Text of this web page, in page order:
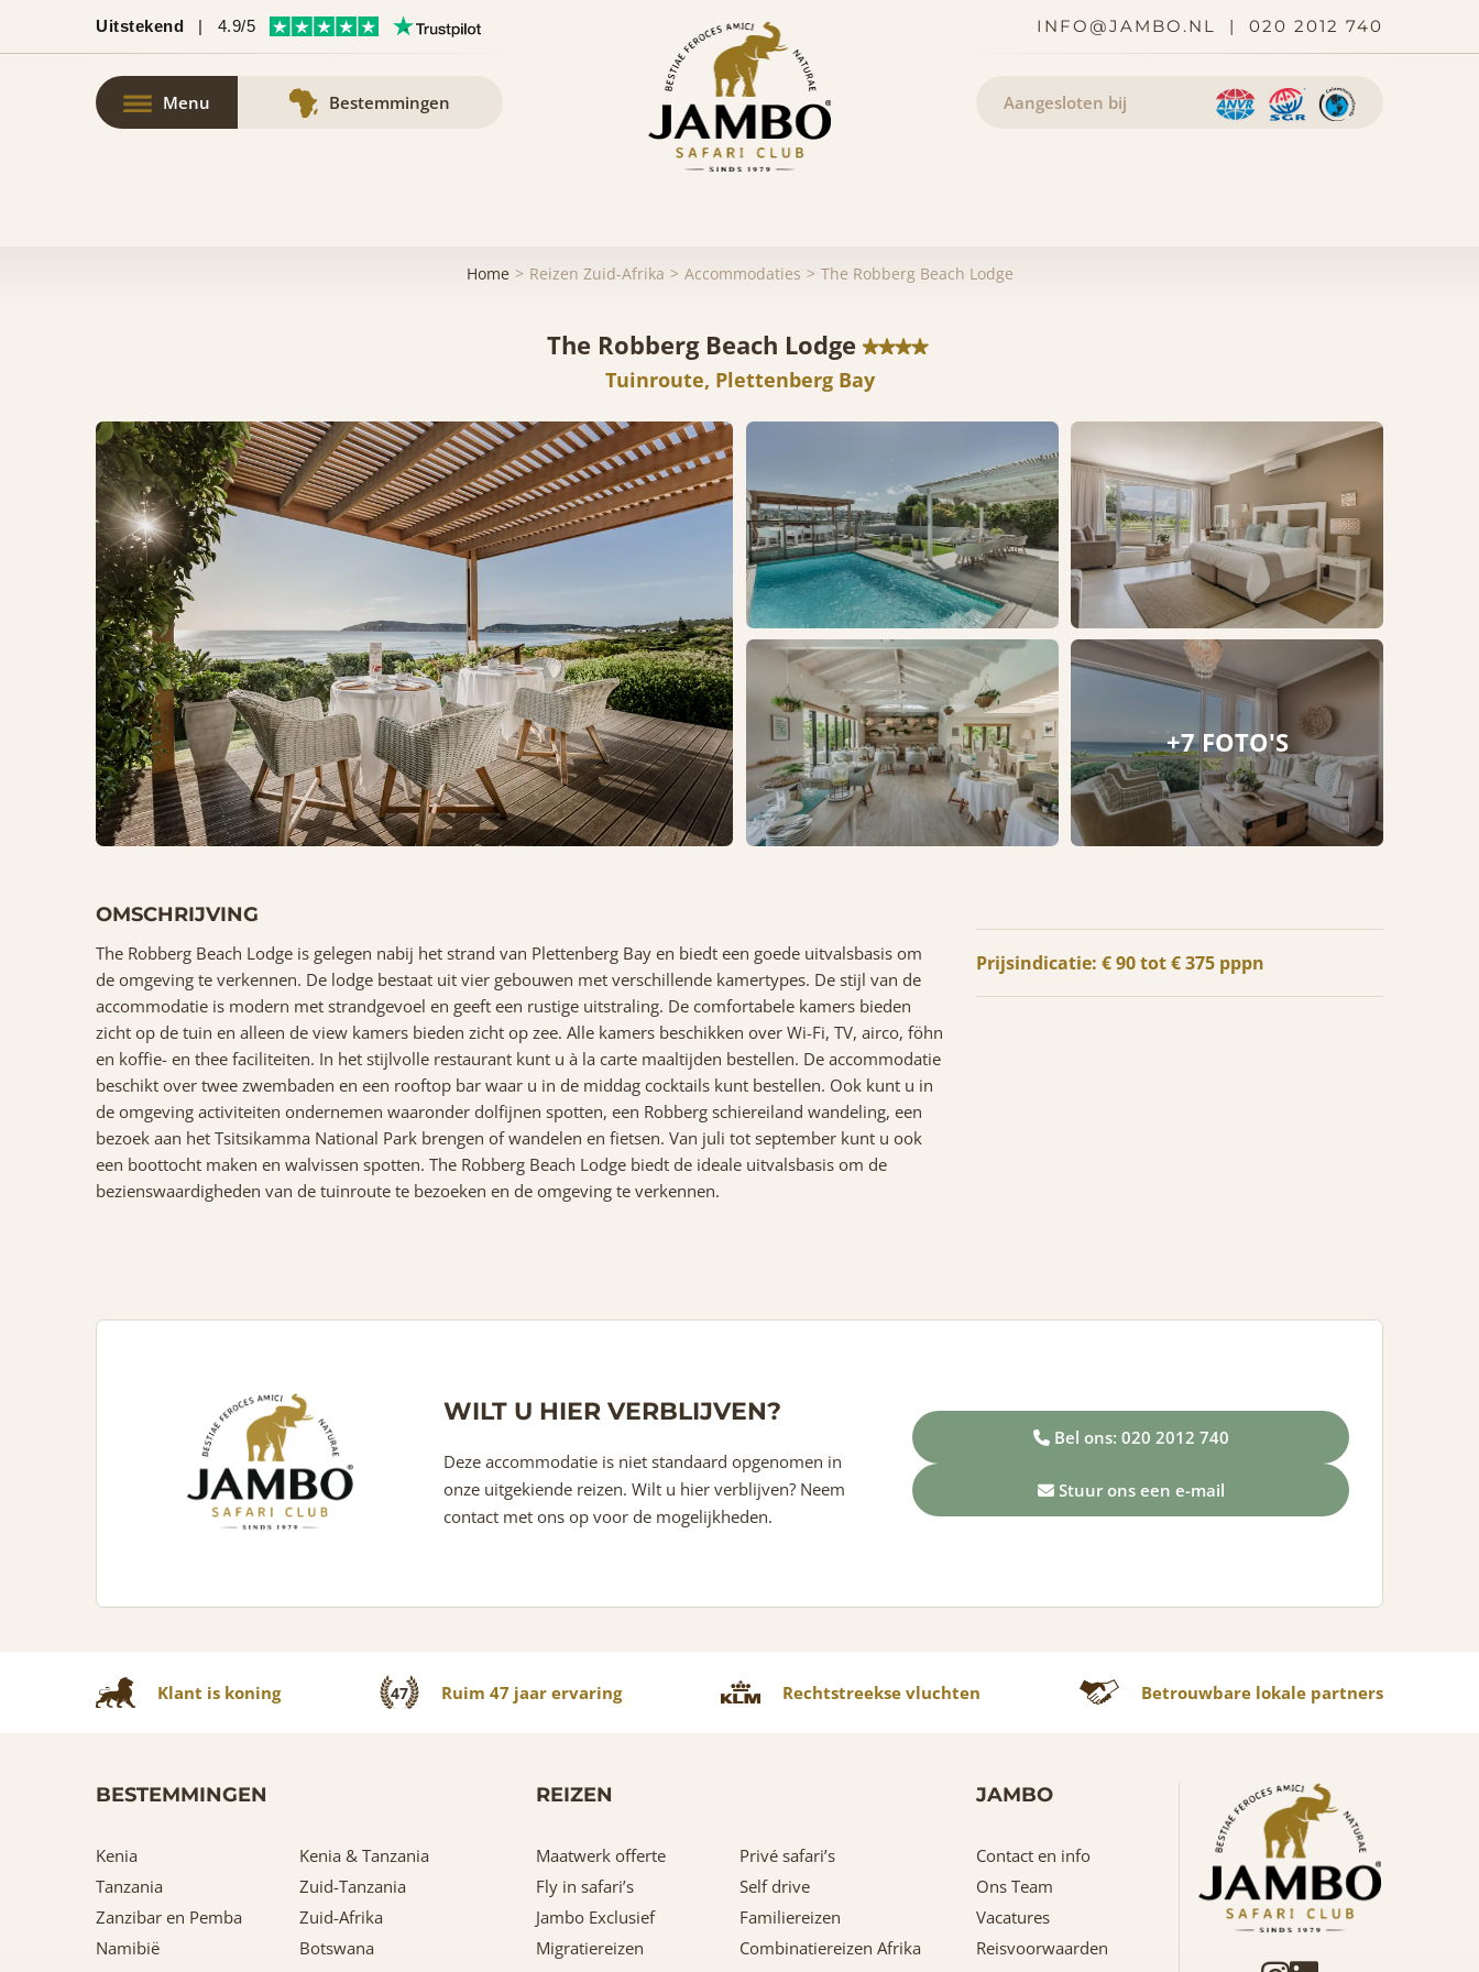
Uitstekend | 4.9/5 INFO@JAMBO.NL | 020 2012 740
Menu Bestemmingen Aangesloten bij
Home Reizen Zuid-Afrika Accommodaties The Robberg Beach Lodge
The Robberg Beach Lodge
Tuinroute, Plettenberg Bay
+7 FOTO'S
OMSCHRIJVING
The Robberg Beach Lodge is gelegen nabij het strand van Plettenberg Bay en biedt een goede uitvalsbasis om
de omgeving te verkennen. De lodge bestaat uit vier gebouwen met verschillende kamertypes. De stijl van de
accommodatie is modern met strandgevoel en geeft een rustige uitstraling. De comfortabele kamers bieden
zicht op de tuin en alleen de view kamers bieden zicht op zee. Alle kamers beschikken over Wi-Fi, TV, airco, föhn
en koffie- en thee faciliteiten. In het stijlvolle restaurant kunt u à la carte maaltijden bestellen. De accommodatie
beschikt over twee zwembaden en een rooftop bar waar u in de middag cocktails kunt bestellen. Ook kunt u in
de omgeving activiteiten ondernemen waaronder dolfijnen spotten, een Robberg schiereiland wandeling, een
bezoek aan het Tsitsikamma National Park brengen of wandelen en fietsen. Van juli tot september kunt u ook
een boottocht maken en walvissen spotten. The Robberg Beach Lodge biedt de ideale uitvalsbasis om de
bezienswaardigheden van de tuinroute te bezoeken en de omgeving te verkennen.
Prijsindicatie: € 90 tot € 375 pppn
WILT U HIER VERBLIJVEN?
Deze accommodatie is niet standaard opgenomen in
onze uitgekiende reizen. Wilt u hier verblijven? Neem
contact met ons op voor de mogelijkheden.
Bel ons: 020 2012 740
Stuur ons een e-mail
Klant is koning 47 Ruim 47 jaar ervaring Rechtstreekse vluchten Betrouwbare lokale partners
BESTEMMINGEN
Kenia
Kenia & Tanzania
Tanzania
Zuid-Tanzania
Zanzibar en Pemba
Zuid-Afrika
Namibië
Botswana
REIZEN
Maatwerk offerte
Privé safari’s
Fly in safari’s
Self drive
Jambo Exclusief
Familiereizen
Migratiereizen
Combinatiereizen Afrika
JAMBO
Contact en info
Ons Team
Vacatures
Reisvoorwaarden